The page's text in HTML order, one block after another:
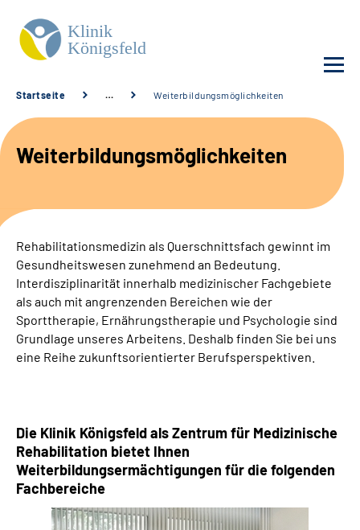
Unsere Klinik
Unsere Angebote
Service
Karriere
Sozialdienste & Zuweisende
Suche
Gebärdensprache
Startseite … Weiterbildungs­möglichkeiten
Weiterbildungsmöglichkeiten
Rehabilitationsmedizin als Querschnittsfach gewinnt im
Gesundheitswesen zunehmend an Bedeutung.
Interdisziplinarität innerhalb medizinischer Fachgebiete
als auch mit angrenzenden Bereichen wie der
Sporttherapie, Ernährungstherapie und Psychologie sind
Grundlage unseres Arbeitens. Deshalb finden Sie bei uns
eine Reihe zukunftsorientierter Berufsperspektiven.
Die Klinik Königsfeld als Zentrum für Medizinische
Rehabilitation bietet Ihnen
Weiterbildungsermächtigungen für die folgenden
Fachbereiche